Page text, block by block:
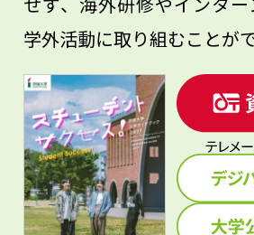
学外活動に取り組むことがで